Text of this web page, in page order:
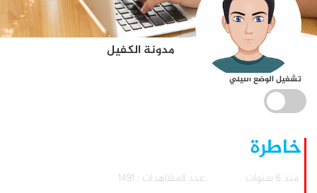
مدونة الكفيل
تشغيل الوضع الليلي
خاطرة
منذ 6 سنوات عدد المشاهدات : 1491